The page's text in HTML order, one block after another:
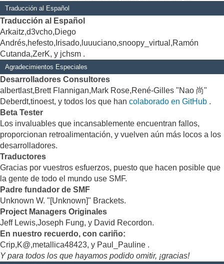
Traducción al Español
Traducción al Español
Arkaitz,d3vcho,Diego
Andrés,hefesto,Irisado,luuuciano,snoopy_virtual,Ramón
Cutanda,ZerK, y jchsm .
Agradecimientos Especiales
Desarrolladores Consultores
albertlast,Brett Flannigan,Mark Rose,René-Gilles "Nao 尚"
Deberdt,tinoest, y todos los que han colaborado en GitHub .
Beta Tester
Los invaluables que incansablemente encuentran fallos,
proporcionan retroalimentación, y vuelven aún más locos a los
desarrolladores.
Traductores
Gracias por vuestros esfuerzos, puesto que hacen posible que
la gente de todo el mundo use SMF.
Padre fundador de SMF
Unknown W. "[Unknown]" Brackets.
Project Managers Originales
Jeff Lewis,Joseph Fung, y David Recordon.
En nuestro recuerdo, con cariño:
Crip,K@,metallica48423, y Paul_Pauline .
Y para todos los que hayamos podido omitir, ¡gracias!